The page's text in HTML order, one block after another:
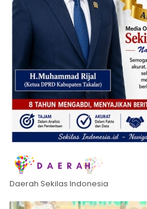
Daerah Sekilas Indonesia